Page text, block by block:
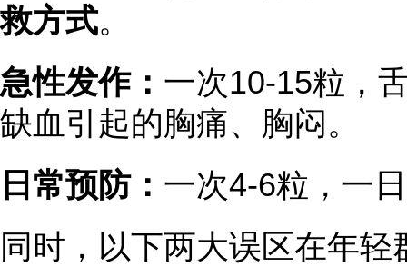
救方式。
急性发作： 一次10-15粒，
缺血引起的胸痛、胸闷。
日常预防： 一次4-6粒，一
同时，以下两大误区在年